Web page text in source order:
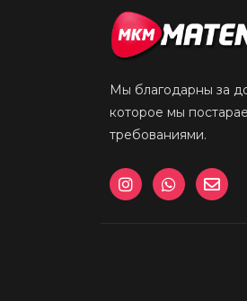
Мы благодарны за
которое мы
требованиями.
I
n
t
W
h
t
E
n
e